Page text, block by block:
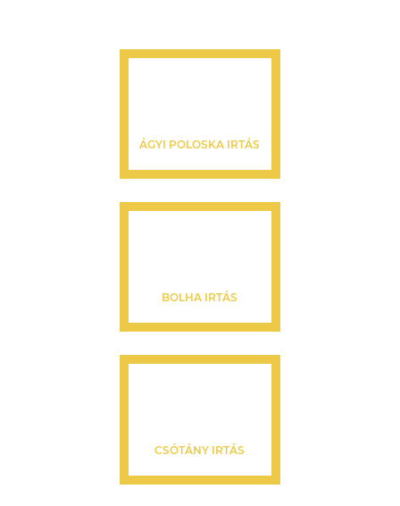
ÁGYI POLOSKA IRTÁS
BOLHA IRTÁS
CSÓTÁNY IRTÁS